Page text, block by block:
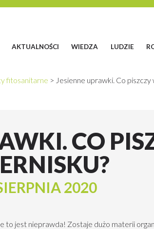
AKTUALNOŚCI WIEDZA LUDZIE
fitosanitarne > Jesienne uprawki. Co piszczy
CO
2020
to jest nieprawda! Zostaje dużo materii